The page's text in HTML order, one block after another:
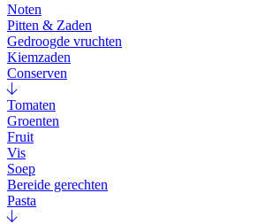
Noten
Pitten & Zaden
Gedroogde vruchten
Kiemzaden
Conserven
Tomaten
Groenten
Fruit
Vis
Soep
Bereide gerechten
Pasta